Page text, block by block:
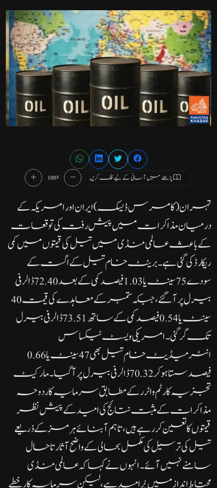
پڑھنے میں آسانی کے لیے کلک کریں 100%
تہران( کامرس ڈیسک)ایران اور امریکہ کے
درمیان مذاکرات میں پیش رفت کی توقعات
کے باعث عالمی منڈی میں تیل کی قیمتوں میں کمی
ریکارڈ کی گئی ہے۔برینٹ خام تیل کے اگست کے
سودے 75 سینٹ یا 1.03 فیصد کمی کے بعد 72.40 ڈالر فی
بیرل پر آ گئے، جبکہ ستمبر کے معاہدے کی قیمت 40
سینٹ یا 0.54 فیصد کمی کے ساتھ 73.51 ڈالر فی بیرل
تک گر گئی۔امریکی ویسٹ ٹیکساس
انٹرمیڈیٹ خام تیل بھی 47 سینٹ یا 0.66
فیصد سستا ہو کر 70.32 ڈالر فی بیرل پر آ گیا۔مارکیٹ
تجزیہ کار ٹم واٹرر کے مطابق سرمایہ کار دوحہ
مذاکرات کے مثبت نتائج کی امید کے پیش نظر
قیمتوں کا تعین کر رہے ہیں، تاہم آبنائے ہرمز کے ذریعے
تیل کی ترسیل کی مکمل بحالی کے واضح آثار تاحال
سامنے نہیں آئے۔انہوں نے کہا کہ عالمی منڈی
محتاط انداز میں پُرامید ہے، لیکن سرمایہ کار خطے